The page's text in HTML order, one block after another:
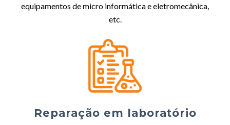
equipamentos de micro informática e eletromecânica,
etc.
Reparação em laboratório